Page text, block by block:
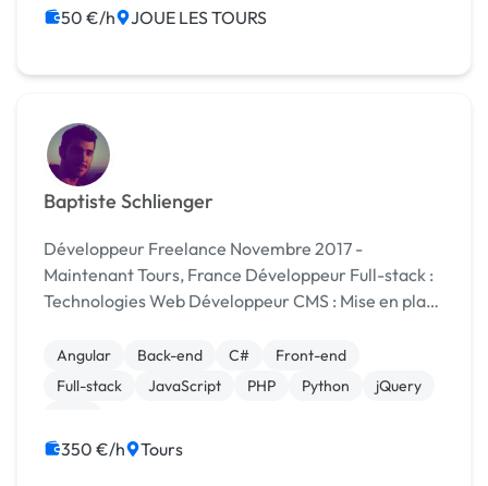
50 €/h JOUE LES TOURS
Baptiste Schlienger
Développeur Freelance Novembre 2017 -
Maintenant Tours, France Développeur Full-stack :
Technologies Web Développeur CMS : Mise en place
de Chatbots : Agents Conversationnels sur mesure
SEO : ...
Angular Back-end C#
Front-end
Full-stack
JavaScript PHP Python
jQuery
350 €/h Tours